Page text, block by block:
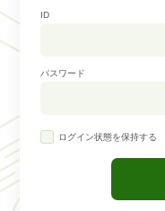
ID
パスワード
ログイン状態を保持する